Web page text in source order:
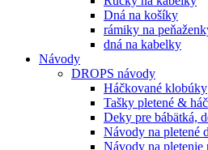
Dná na košíky
rámiky na
dná na kabelky
Návody
DROPS návody
Háčkované klobúky
Tašky pletené &
Deky pre bábätká,
Návody na pletené
Návody na pletenie